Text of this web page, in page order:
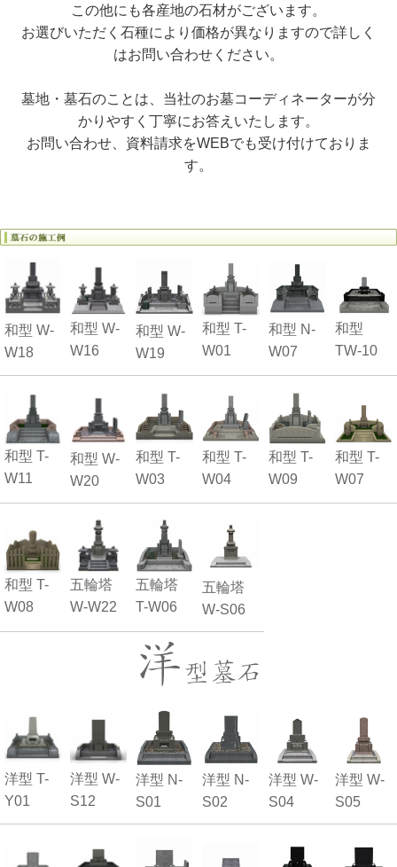
この他にも各産地の石材がございます。
お選びいただく石種により価格が異なりますので詳しく
はお問い合わせください。
墓地・墓石のことは、当社のお墓コーディネーターが分
かりやすく丁寧にお答えいたします。
お問い合わせ、資料請求をWEBでも受け付けておりま
す。
和型 W-
W18
和型 W-
W16
和型 W-
W19
和型 T-
W01
和型 N-
W07
和型
TW-10
和型 T-
W11
和型 W-
W20
和型 T-
W03
和型 T-
W04
和型 T-
W09
和型 T-
W07
和型 T-
W08
五輪塔
W-W22
五輪塔
T-W06
五輪塔
W-S06
洋型 T-
Y01
洋型 W-
S12
洋型 N-
S01
洋型 N-
S02
洋型 W-
S04
洋型 W-
S05